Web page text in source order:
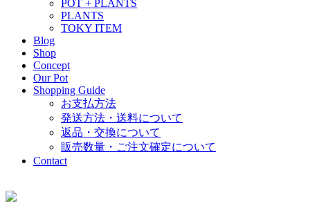
POT + PLANTS
PLANTS
TOKY ITEM
Blog
Shop
Concept
Our Pot
Shopping Guide
お支払方法
発送方法・送料について
返品・交換について
販売数量・ご注文確定について
Contact